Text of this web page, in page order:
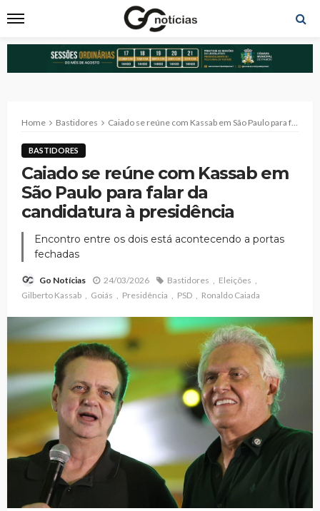
Home Bastidores Caiado se reúne com Kassab em São Paulo para falar da candidatura à presidência
BASTIDORES
Caiado se reúne com Kassab em
São Paulo para falar da
candidatura à presidência
Encontro entre os dois está acontecendo a portas
fechadas
Go Notícias 24/03/2026 Bastidores
Eleições
Gilberto Kassab
Goiás Presidência PSD Ronaldo Caiada